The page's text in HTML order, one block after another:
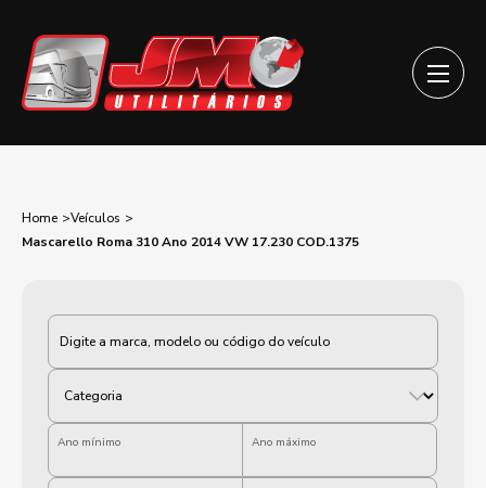
Home
Veículos
Mascarello Roma 310 Ano 2014 VW 17.230 COD.1375
Categoria
Ano mínimo Ano máximo